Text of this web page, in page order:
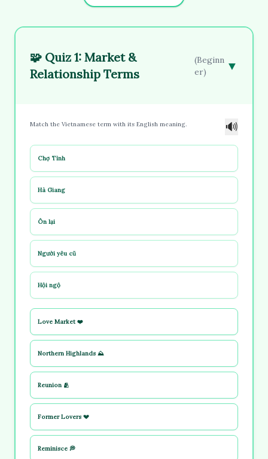
🧩 Quiz 1: Market &
Relationship Terms
(Beginn
er)
▼
Match the Vietnamese term with its English meaning. 🔊
Chợ Tình
Hà Giang
Ôn lại
Người yêu cũ
Hội ngộ
Love Market ❤️
Northern Highlands ⛰️
Reunion 🫂
Former Lovers 💔
Reminisce 💭